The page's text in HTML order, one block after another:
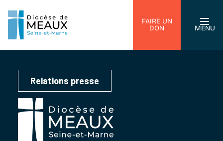
FAIRE UN
DON
MENU
Relations presse